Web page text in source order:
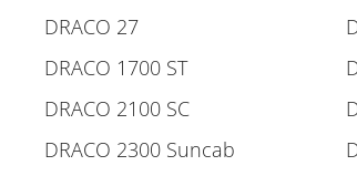
DRACO 27
DRACO 1700 ST
DRACO 2100 SC
DRACO 2300 Suncab